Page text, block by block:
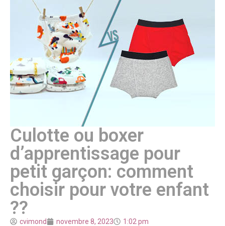
Culotte ou boxer
d’apprentissage pour
petit garçon: comment
choisir pour votre enfant
??
cvimond novembre 8, 2023
1:02 pm